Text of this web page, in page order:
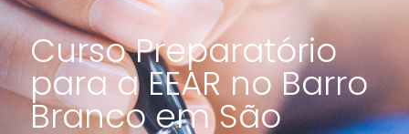
Curso Preparatório
para a EEAR no Barro
Branco em São